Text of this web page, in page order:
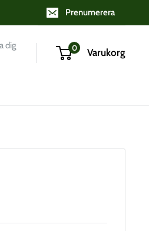
Prenumerera
dig 0 Varukorg